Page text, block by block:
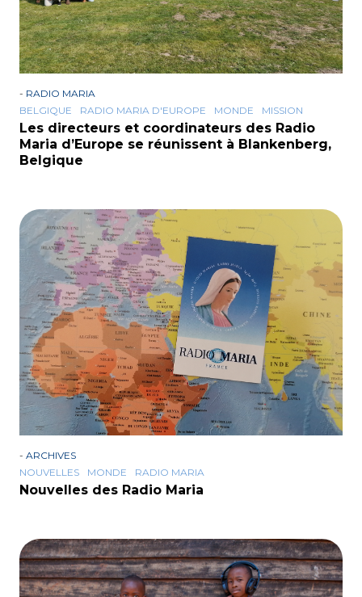
- RADIO MARIA
BELGIQUE
RADIO MARIA D'EUROPE MONDE MISSION
Les directeurs et coordinateurs des Radio
Maria d’Europe se réunissent à Blankenberg,
Belgique
- ARCHIVES
NOUVELLES
MONDE RADIO MARIA
Nouvelles des Radio Maria